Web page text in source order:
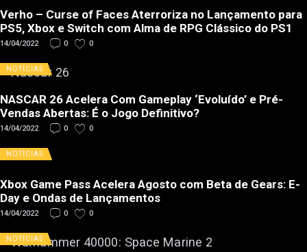
Verho – Curse of Faces Aterroriza no Lançamento para
PS5, Xbox e Switch com Alma de RPG Clássico do PS1
14/04/2022 0 0
NOTÍCIAS
NASCAR 26 Acelera Com Gameplay ‘Evoluído’ e Pré-
Vendas Abertas: É o Jogo Definitivo?
14/04/2022 0 0
NOTÍCIAS
Xbox Game Pass Acelera Agosto com Beta de Gears: E-
Day e Ondas de Lançamentos
14/04/2022 0 0
NOTÍCIAS